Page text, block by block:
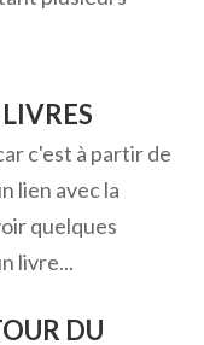
c'est à partir de
lien avec la
quelques
livre...
DU